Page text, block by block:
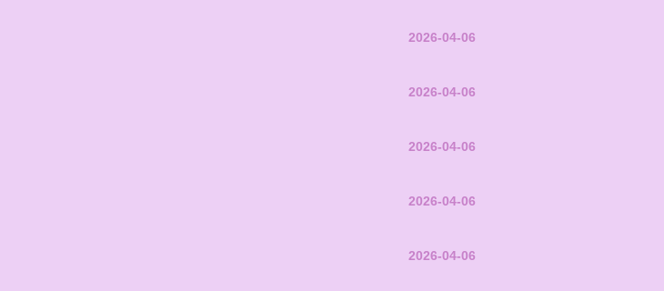
2026-04-06
2026-04-06
2026-04-06
2026-04-06
2026-04-06